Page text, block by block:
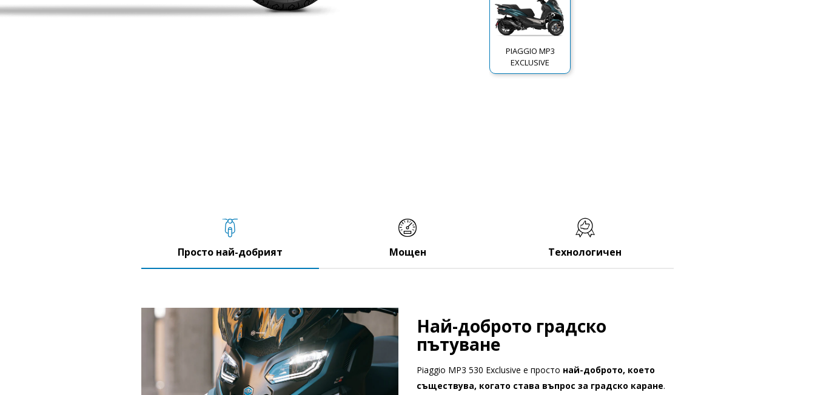
PIAGGIO MP3
EXCLUSIVE
Просто най-добрият Мощен Технологичен
Най-доброто градско
пътуване
Piaggio MP3 530 Exclusive е просто най-доброто, което
съществува, когато става въпрос за градско каране.